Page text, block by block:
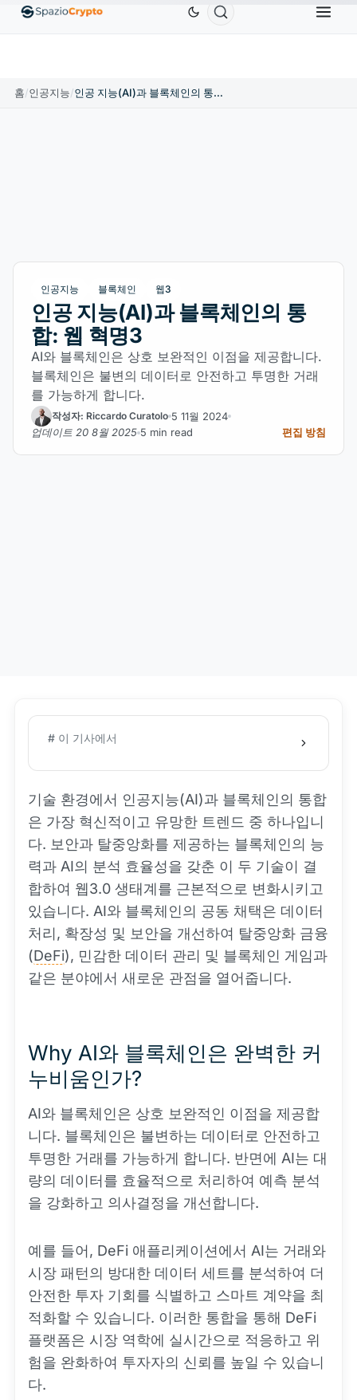
EthereumETHUS$1,880.58 TetherUSDT ↑0.00%
홈/인공지능/ 인공 지능(AI)과 블록체인의 통합: 웹 혁명3
인공지능 블록체인 웹3
인공 지능(AI)과 블록체인의 통
합: 웹 혁명3
AI와 블록체인은 상호 보완적인 이점을 제공합니다.
블록체인은 불변의 데이터로 안전하고 투명한 거래
를 가능하게 합니다.
작성자: Riccardo Curatolo 5 11월 2024
업데이트 20 8월 2025 5 min read 편집 방침
# 이 기사에서
기술 환경에서 인공지능(AI)과 블록체인의 통합
은 가장 혁신적이고 유망한 트렌드 중 하나입니
다. 보안과 탈중앙화를 제공하는 블록체인의 능
력과 AI의 분석 효율성을 갖춘 이 두 기술이 결
합하여 웹3.0 생태계를 근본적으로 변화시키고
있습니다. AI와 블록체인의 공동 채택은 데이터
처리, 확장성 및 보안을 개선하여 탈중앙화 금융
(DeFi), 민감한 데이터 관리 및 블록체인 게임과
같은 분야에서 새로운 관점을 열어줍니다.
Why AI와 블록체인은 완벽한 커
누비움인가?
AI와 블록체인은 상호 보완적인 이점을 제공합
니다. 블록체인은 불변하는 데이터로 안전하고
투명한 거래를 가능하게 합니다. 반면에 AI는 대
량의 데이터를 효율적으로 처리하여 예측 분석
을 강화하고 의사결정을 개선합니다.
예를 들어, DeFi 애플리케이션에서 AI는 거래와
시장 패턴의 방대한 데이터 세트를 분석하여 더
안전한 투자 기회를 식별하고 스마트 계약을 최
적화할 수 있습니다. 이러한 통합을 통해 DeFi
플랫폼은 시장 역학에 실시간으로 적응하고 위
험을 완화하여 투자자의 신뢰를 높일 수 있습니
다.